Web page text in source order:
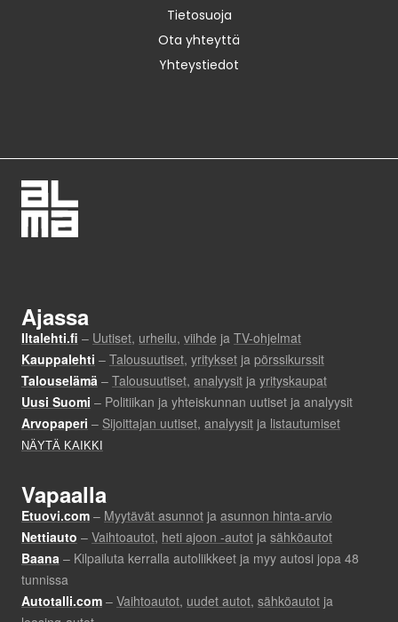
Tietosuoja
Ota yhteyttä
Yhteystiedot